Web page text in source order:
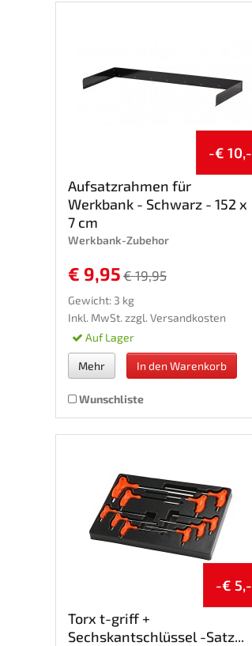
-€ 10,-
Aufsatzrahmen für
Werkbank - Schwarz - 152 x
7 cm
Werkbank-Zubehor
€ 9,95 € 19,95
Gewicht: 3 kg
Inkl. MwSt. zzgl. Versandkosten
Auf Lager
Mehr In den Warenkorb
Wunschliste
-€ 5,-
Torx t-griff +
Sechskantschlüssel -Satz...